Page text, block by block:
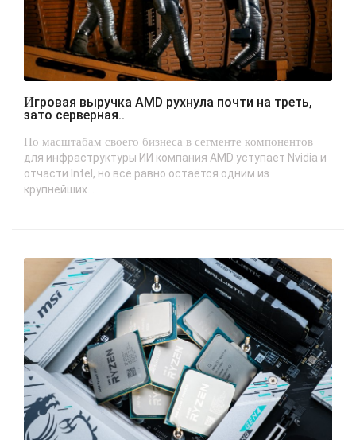
Игровая выручка AMD рухнула почти на треть,
зато серверная..
По масштабам своего бизнеса в сегменте компонентов
для инфраструктуры ИИ компания AMD уступает Nvidia и
отчасти Intel, но всё равно остаётся одним из
крупнейших...